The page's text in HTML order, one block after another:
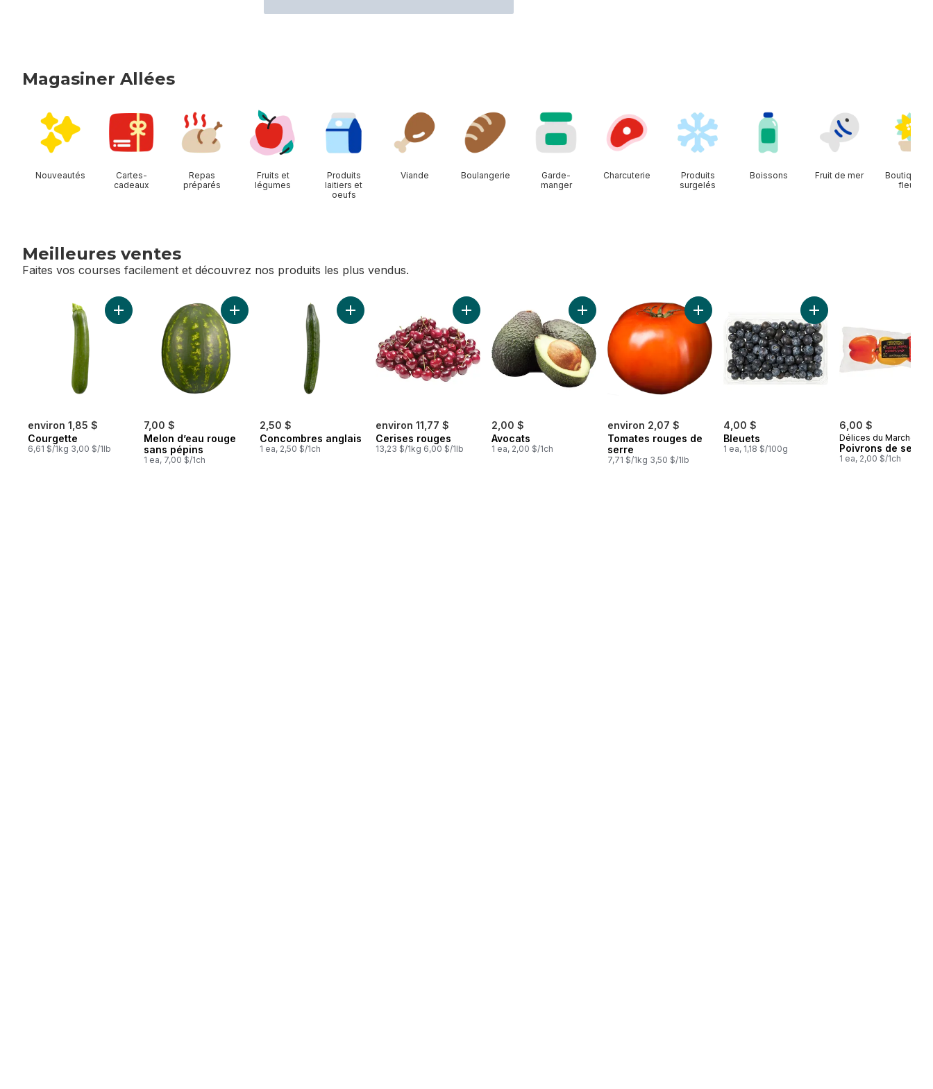
Magasiner Allées
Nouveautés
Cartes-
cadeaux
Repas
préparés
Fruits et
légumes
Produits
laitiers et
oeufs
Viande Boulangerie
Garde-
manger
Charcuterie
Produits
surgelés
Boissons Fruit de mer
Boutique
fleurs
Meilleures ventes
Faites vos courses facilement et découvrez nos produits les plus vendus.
sauter Meilleures ventes
environ 1,85 $
Courgette
6,61 $/1kg 3,00 $/1lb
Ajouter Courgette au panier
7,00 $
Melon d’eau rouge
sans pépins
1 ea, 7,00 $/1ch
Ajouter Melon d’eau rouge sans pépins au panier
2,50 $
Concombres anglais
1 ea, 2,50 $/1ch
Ajouter Concombres anglais au panier
environ 11,77 $
Cerises rouges
13,23 $/1kg 6,00 $/1lb
Ajouter Cerises rouges au panier
2,00 $
Avocats
1 ea, 2,00 $/1ch
Ajouter Avocats au panier
environ 2,07 $
Tomates rouges de
serre
7,71 $/1kg 3,50 $/1lb
Ajouter Tomates rouges de serre au panier
4,00 $
Bleuets
1 ea, 1,18 $/100g
Ajouter Bleuets au panier
6,00 $
Délices du Marché
Poivrons de serre
1 ea, 2,00 $/1ch